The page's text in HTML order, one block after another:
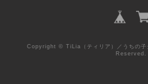
Copyright © TiLia（ティリア）／うちの
Reserved.